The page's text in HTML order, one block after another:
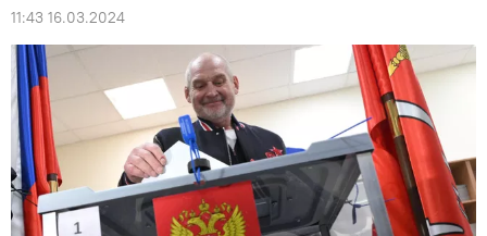
11:43 16.03.2024